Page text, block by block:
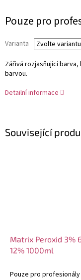
cena:
Pouze pro
Varianta
Zářivá rozjasňující
barvou.
Detailní informace
Související
Matrix Peroxid 3%
12% 1000ml
Pouze pro profesionály